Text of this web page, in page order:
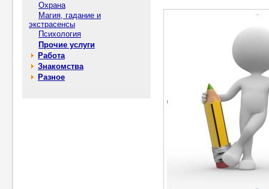
Охрана
Магия, гадание и
экстрасенсы
Психология
Прочие услуги
Работа
Знакомства
Разное